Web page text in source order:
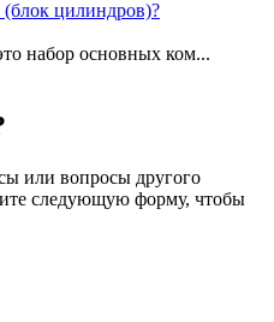
(блок цилиндров)?
набор основных ком...
или вопросы другого
следующую форму, чтобы